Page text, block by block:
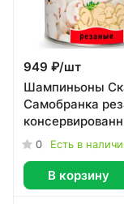
949 ₽/шт
Шампиньоны
Самобранка
0 Есть в
В корзину